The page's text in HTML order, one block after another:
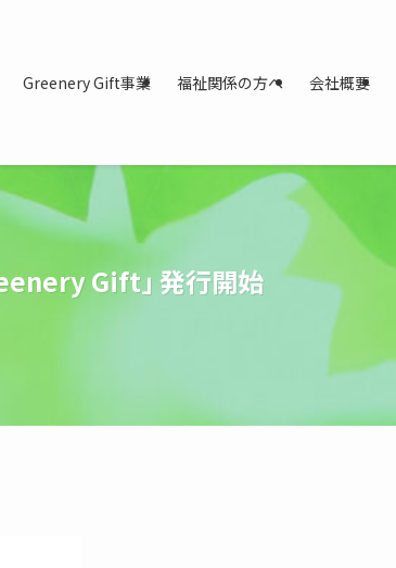
Greenery Gift事業 福祉関係の方へ 会社概要
Gift｣ 発行開始